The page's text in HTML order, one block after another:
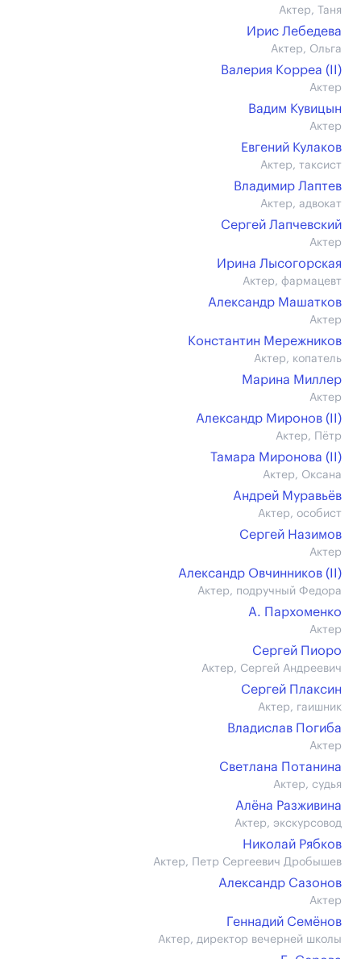
Актер, Таня
Ирис Лебедева
Актер, Ольга
Валерия Корреа (II)
Актер
Вадим Кувицын
Актер
Евгений Кулаков
Актер, таксист
Владимир Лаптев
Актер, адвокат
Сергей Лапчевский
Актер
Ирина Лысогорская
Актер, фармацевт
Александр Машатков
Актер
Константин Мережников
Актер, копатель
Марина Миллер
Актер
Александр Миронов (II)
Актер, Пётр
Тамара Миронова (II)
Актер, Оксана
Андрей Муравьёв
Актер, особист
Сергей Назимов
Актер
Александр Овчинников (II)
Актер, подручный Федора
А. Пархоменко
Актер
Сергей Пиоро
Актер, Сергей Андреевич
Сергей Плаксин
Актер, гаишник
Владислав Погиба
Актер
Светлана Потанина
Актер, судья
Алёна Разживина
Актер, экскурсовод
Николай Рябков
Актер, Петр Сергеевич Дробышев
Александр Сазонов
Актер
Геннадий Семёнов
Актер, директор вечерней школы